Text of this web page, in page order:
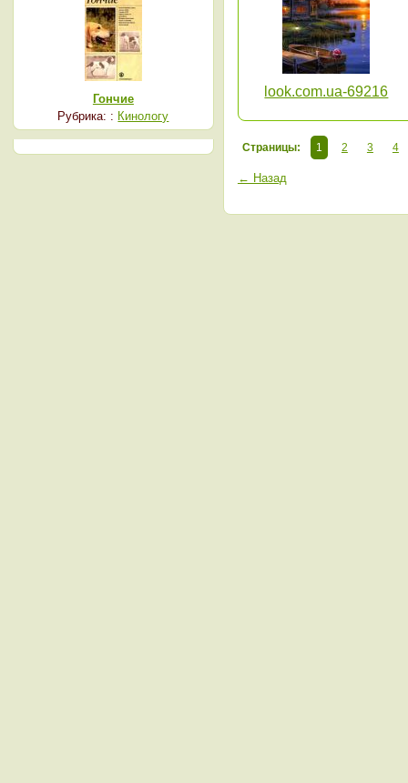
look.com.ua-69216
Страницы: 1 2 3 4
← Назад
Гончие
Рубрика: : Кинологу